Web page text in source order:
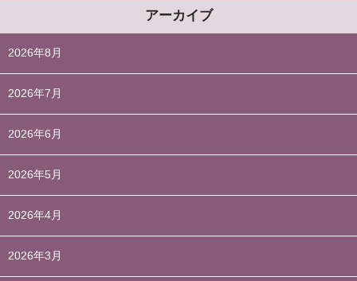
アーカイブ
2026年8月
2026年7月
2026年6月
2026年5月
2026年4月
2026年3月